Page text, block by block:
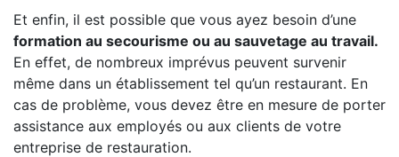
Et enfin, il est possible que vous ayez besoin d’une
formation au secourisme ou au sauvetage au travail.
En effet, de nombreux imprévus peuvent survenir
même dans un établissement tel qu’un restaurant. En
cas de problème, vous devez être en mesure de porter
assistance aux employés ou aux clients de votre
entreprise de restauration.